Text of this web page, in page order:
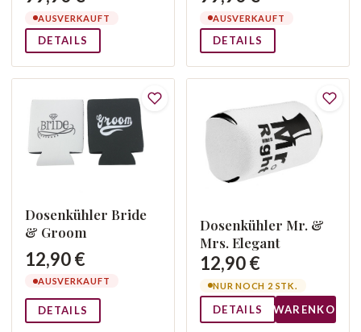
AUSVERKAUFT
DETAILS
AUSVERKAUFT
DETAILS
Dosenkühler Bride
& Groom
12,90 €
AUSVERKAUFT
DETAILS
Dosenkühler Mr. &
Mrs. Elegant
12,90 €
NUR NOCH 2 STK.
DETAILS WARENKORB